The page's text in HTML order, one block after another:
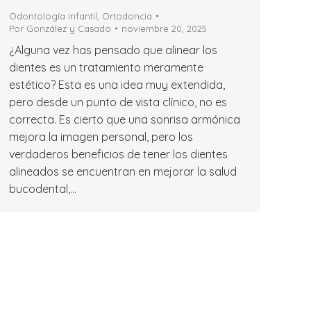
Odontología infantil Ortodoncia
Por González y Casado noviembre 20, 2025
¿Alguna vez has pensado que alinear los
dientes es un tratamiento meramente
estético? Esta es una idea muy extendida,
pero desde un punto de vista clínico, no es
correcta. Es cierto que una sonrisa armónica
mejora la imagen personal, pero los
verdaderos beneficios de tener los dientes
alineados se encuentran en mejorar la salud
bucodental,…